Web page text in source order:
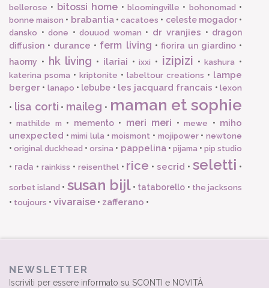
bellerose • bitossi home • bloomingville • bohonomad •
bonne maison • brabantia•cacatoes • celeste mogador•
dansko • done • douuod woman • dr vranjies • dragon
diffusion • durance • ferm living • fiorira un giardino•
haomy • hk living • ilariai •ixxi • izipizi •kashura •
katerina psoma • kriptonite • labeltour creations • lampe
berger • lanapo • lebube • les jacquard francais •lexon
• lisa corti • maileg • maman et sophie
•mathilde m • memento• meri meri •mewe • miho
unexpected •mimi lula •moismont • mojipower•newtone
•original duckhead •orsina • pappelina• pijama • pip studio
• rada • rainkiss • reisenthel• rice •secrid •seletti •
sorbet island • susan bijl• tataborello • the jacksons
• toujours • vivaraise • zafferano •
NEWSLETTER
Iscriviti per essere informato su SCONTI e NOVITÀ